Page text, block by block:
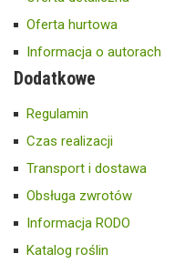
Oferta hurtowa
Informacja o autorach
Dodatkowe
Regulamin
Czas realizacji
Transport i dostawa
Obsługa zwrotów
Informacja RODO
Katalog roślin